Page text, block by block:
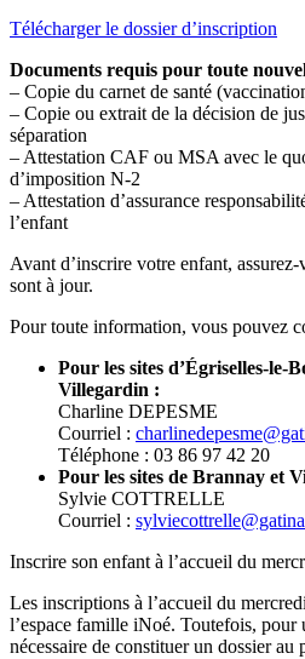
Télécharger le dossier d’inscription
Documents requis pour toute
– Copie du carnet de santé
– Copie ou extrait de la décision de
séparation
– Attestation CAF ou MSA avec le
d’imposition N-2
– Attestation d’assurance
l’enfant
Avant d’inscrire votre enfant,
sont à jour.
Pour toute information, vous pouvez
Pour les sites d’Égriselles-le-
Villegardin :
Charline DEPESME
Courriel :
Téléphone : 03 86 97 42 20
Pour les sites de Brannay et
Sylvie COTTRELLE
Courriel :
Inscrire son enfant à l’accueil du
Les inscriptions à l’accueil du
l’espace famille iNoé. Toutefois,
nécessaire de constituer un dossier au